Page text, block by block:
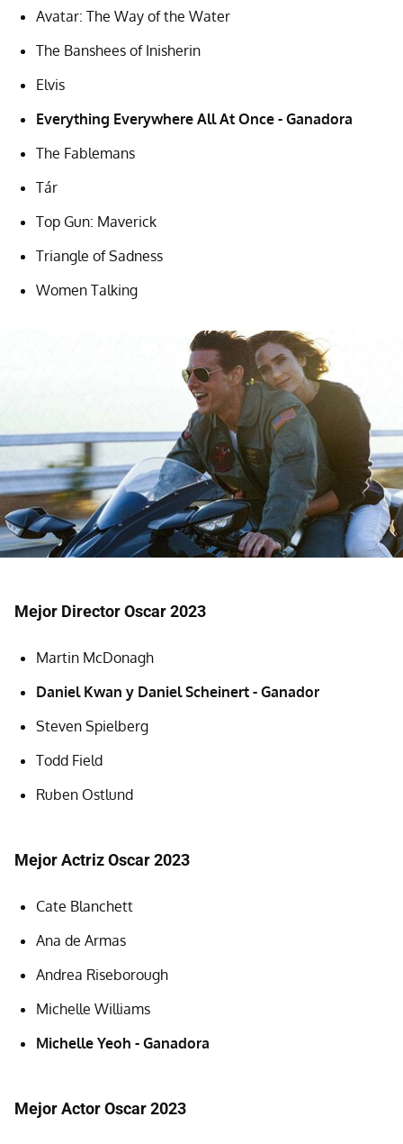
Avatar: The Way of the Water
The Banshees of Inisherin
Elvis
Everything Everywhere All At Once - Ganadora
The Fablemans
Tár
Top Gun: Maverick
Triangle of Sadness
Women Talking
Mejor Director Oscar 2023
Martin McDonagh
Daniel Kwan y Daniel Scheinert - Ganador
Steven Spielberg
Todd Field
Ruben Ostlund
Mejor Actriz Oscar 2023
Cate Blanchett
Ana de Armas
Andrea Riseborough
Michelle Williams
Michelle Yeoh - Ganadora
Mejor Actor Oscar 2023